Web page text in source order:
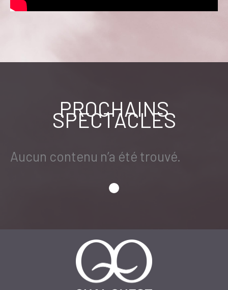
PROCHAINS
SPECTACLES
Aucun contenu n’a été trouvé.